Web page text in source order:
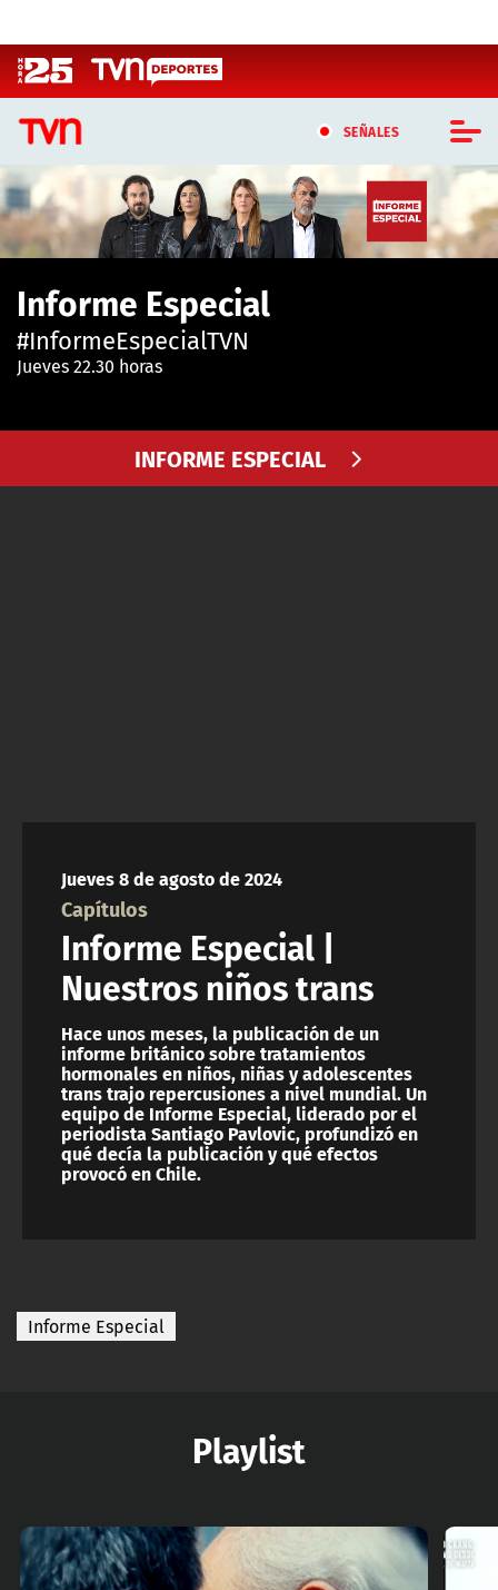
SEÑALES
CASTING MASTERCHEF CHILE
CASTING TVN VERTICAL
TVN VERTICAL
TVN PLAY
Informe Especial
#InformeEspecialTVN
Jueves 22.30 horas
INFORME ESPECIAL
Jueves 8 de agosto de 2024
Capítulos
Informe Especial |
Nuestros niños trans
Hace unos meses, la publicación de un
informe británico sobre tratamientos
hormonales en niños, niñas y adolescentes
trans trajo repercusiones a nivel mundial. Un
equipo de Informe Especial, liderado por el
periodista Santiago Pavlovic, profundizó en
qué decía la publicación y qué efectos
provocó en Chile.
Informe Especial
Playlist